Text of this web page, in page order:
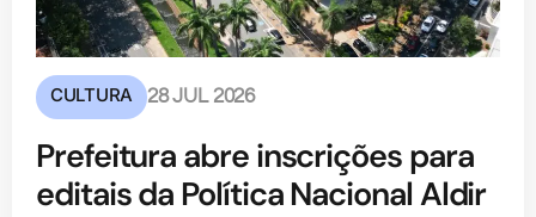
CULTURA 28 JUL 2026
Prefeitura abre inscrições para
editais da Política Nacional Aldir